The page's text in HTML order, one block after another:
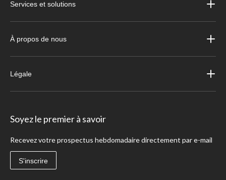
Services et solutions
À propos de nous
Légale
Soyez le premier à savoir
Recevez votre prospectus hebdomadaire directement par e-mail
S'inscrire